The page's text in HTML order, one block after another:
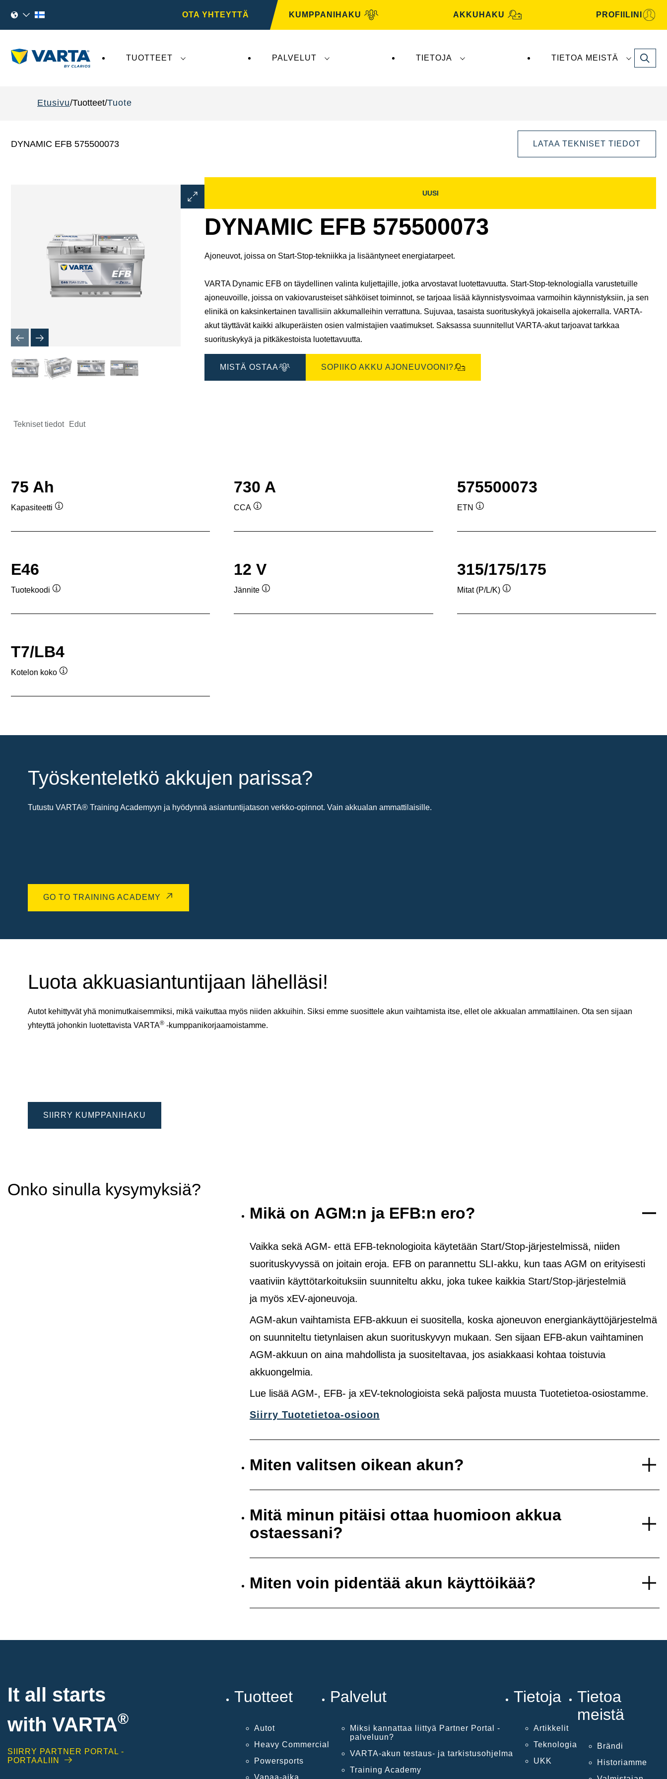
OTA YHTEYTTÄ KUMPPANIHAKU AKKUHAKU PROFIILINI
TUOTTEET PALVELUT TIETOJA TIETOA MEISTÄ Search
Etusivu Tuotteet Tuote
DYNAMIC EFB 575500073 LATAA TEKNISET TIEDOT
Avaa
kuvaikkuna
UUSI
DYNAMIC EFB 575500073
Ajoneuvot, joissa on Start-Stop-tekniikka ja lisääntyneet energiatarpeet.
VARTA Dynamic EFB on täydellinen valinta kuljettajille, jotka arvostavat luotettavuutta. Start-Stop-teknologialla varustetuille
ajoneuvoille, joissa on vakiovarusteiset sähköiset toiminnot, se tarjoaa lisää käynnistysvoimaa varmoihin käynnistyksiin, ja sen
elinikä on kaksinkertainen tavallisiin akkumalleihin verrattuna. Sujuvaa, tasaista suorituskykyä jokaisella ajokerralla. VARTA-
akut täyttävät kaikki alkuperäisten osien valmistajien vaatimukset. Saksassa suunnitellut VARTA-akut tarjoavat tarkkaa
suorituskykyä ja pitkäkestoista luotettavuutta.
MISTÄ OSTAA SOPIIKO AKKU AJONEUVOONI?
Tekniset tiedot Edut
75 Ah
Kapasiteetti
730 A
CCA
575500073
ETN
E46
Tuotekoodi
12 V
Jännite
315/175/175
Mitat (P/L/K)
T7/LB4
Kotelon koko
Työskenteletkö akkujen parissa?
Tutustu VARTA® Training Academyyn ja hyödynnä asiantuntijatason verkko-opinnot. Vain akkualan ammattilaisille.
GO TO TRAINING ACADEMY
Luota akkuasiantuntijaan lähelläsi!
Autot kehittyvät yhä monimutkaisemmiksi, mikä vaikuttaa myös niiden akkuihin. Siksi emme suosittele akun vaihtamista itse, ellet ole akkualan ammattilainen. Ota sen sijaan
yhteyttä johonkin luotettavista VARTA® -kumppanikorjaamoistamme.
SIIRRY KUMPPANIHAKU
Onko sinulla kysymyksiä?
Mikä on AGM:n ja EFB:n ero?
Vaikka sekä AGM- että EFB-teknologioita käytetään Start/Stop-järjestelmissä, niiden
suorituskyvyssä on joitain eroja. EFB on parannettu SLI-akku, kun taas AGM on erityisesti
vaativiin käyttötarkoituksiin suunniteltu akku, joka tukee kaikkia Start/Stop-järjestelmiä
ja myös xEV-ajoneuvoja.
AGM-akun vaihtamista EFB-akkuun ei suositella, koska ajoneuvon energiankäyttöjärjestelmä
on suunniteltu tietynlaisen akun suorituskyvyn mukaan. Sen sijaan EFB-akun vaihtaminen
AGM-akkuun on aina mahdollista ja suositeltavaa, jos asiakkaasi kohtaa toistuvia
akkuongelmia.
Lue lisää AGM-, EFB- ja xEV-teknologioista sekä paljosta muusta Tuotetietoa-osiostamme.
Siirry Tuotetietoa-osioon
Miten valitsen oikean akun?
Mitä minun pitäisi ottaa huomioon akkua
ostaessani?
Miten voin pidentää akun käyttöikää?
It all starts
with VARTA®
SIIRRY PARTNER PORTAL -
PORTAALIIN
Tuotteet
Autot
Heavy Commercial
Powersports
Palvelut
Miksi kannattaa liittyä Partner Portal -
palveluun?
VARTA-akun testaus- ja tarkistusohjelma
Training Academy
Tietoja
Artikkelit
Teknologia
UKK
Tietoa
meistä
Brändi
Historiamme